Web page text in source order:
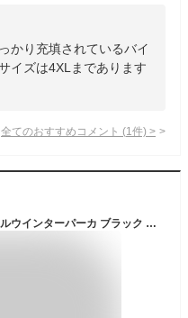
かり充填されているバイ
イズは4XLまであります
全てのおすすめコメント (1 件) >
コミネ(KOMINE) バイク用 ソフトシェルウインターパーカ ブラック XL MJ-005 1200 秋冬春向け 防寒 CE規格 ストレッチ素材 防風 プロテクター